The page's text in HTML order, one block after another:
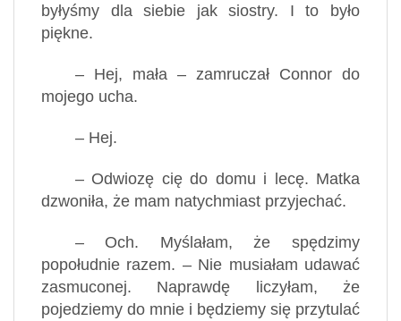
byłyśmy dla siebie jak siostry. I to było
piękne.
– Hej, mała – zamruczał Connor do
mojego ucha.
– Hej.
– Odwiozę cię do domu i lecę. Matka
dzwoniła, że mam natychmiast przyjechać.
– Och. Myślałam, że spędzimy
popołudnie razem. – Nie musiałam udawać
zasmuconej. Naprawdę liczyłam, że
pojedziemy do mnie i będziemy się przytulać